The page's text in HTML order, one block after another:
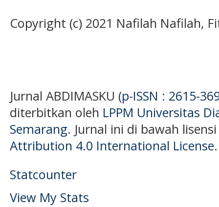
Copyright (c) 2021 Nafilah Nafilah,
Jurnal ABDIMASKU (p-ISSN : 2615-
diterbitkan oleh LPPM Universitas
Semarang. Jurnal ini di bawah
Attribution 4.0 International License.
Statcounter
View My Stats